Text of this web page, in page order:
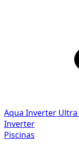
Aqua Inverter Ultra
Inverter
Piscinas